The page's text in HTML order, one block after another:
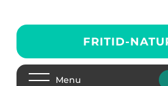
FRITID-
Menu